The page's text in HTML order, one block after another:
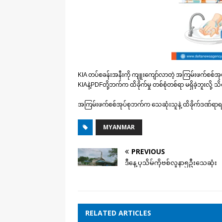
KIA တပ်စခန်းအနီးကို ကျူးကျော်လာတဲ့ အကြမ်းဖက်စစ်
KIAနဲ့PDFတို့ဘက်က ထိခိုက်မှု တစ်စုံတစ်ရာ မရှိခဲ့ဘူးလို့ သိ
အကြမ်းဖက်စစ်အုပ်စုဘက်က သေဆုံးသူနဲ့ ထိခိုက်ဒဏ်ရာရရှိ
MYANMAR
PREVIOUS
ဒီနေ့ ပုသိမ်ကိုဗစ်လူနာ၅ဦးသေဆုံး
RELATED ARTICLES